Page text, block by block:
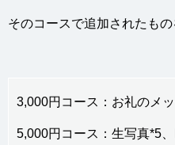
そのコースで追加されたも
3,000円コース：お礼のメ
5,000円コース：生写真*5